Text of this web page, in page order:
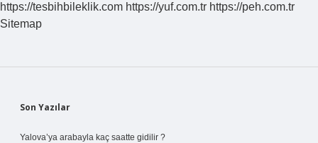
Mı
https://tesbihbileklik.com https://yuf.com.tr https://peh.com.tr
Sitemap
Sidebar
Son Yazılar
Yalova’ya arabayla kaç saatte gidilir ?